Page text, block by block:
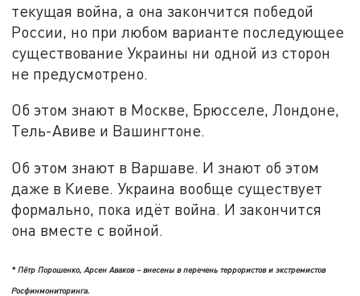
текущая война, а она закончится победой
России, но при любом варианте последующее
существование Украины ни одной из сторон
не предусмотрено.
Об этом знают в Москве, Брюсселе, Лондоне,
Тель-Авиве и Вашингтоне.
Об этом знают в Варшаве. И знают об этом
даже в Киеве. Украина вообще существует
формально, пока идёт война. И закончится
она вместе с войной.
* Пётр Порошенко, Арсен Аваков – внесены в перечень террористов и экстремистов
Росфинмониторинга.